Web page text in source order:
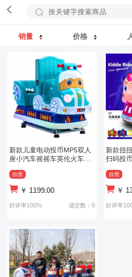
销量 价格
新款儿童电动投币MP5双人
座小汽车摇摇车英伦火车摇
自营
￥ 1199.00
好评率100% 成交数：0
新款扭
扫码投
自营
￥
好评率